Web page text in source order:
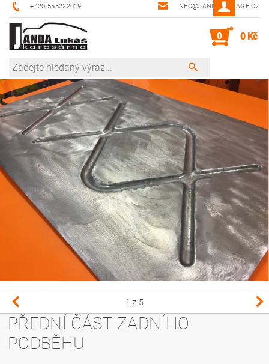
+420 555222019 INFO@JANDA-GARAGE.CZ
0 0 Kč
1 z 5
PŘEDNÍ ČÁST ZADNÍHO
PODBĚHU